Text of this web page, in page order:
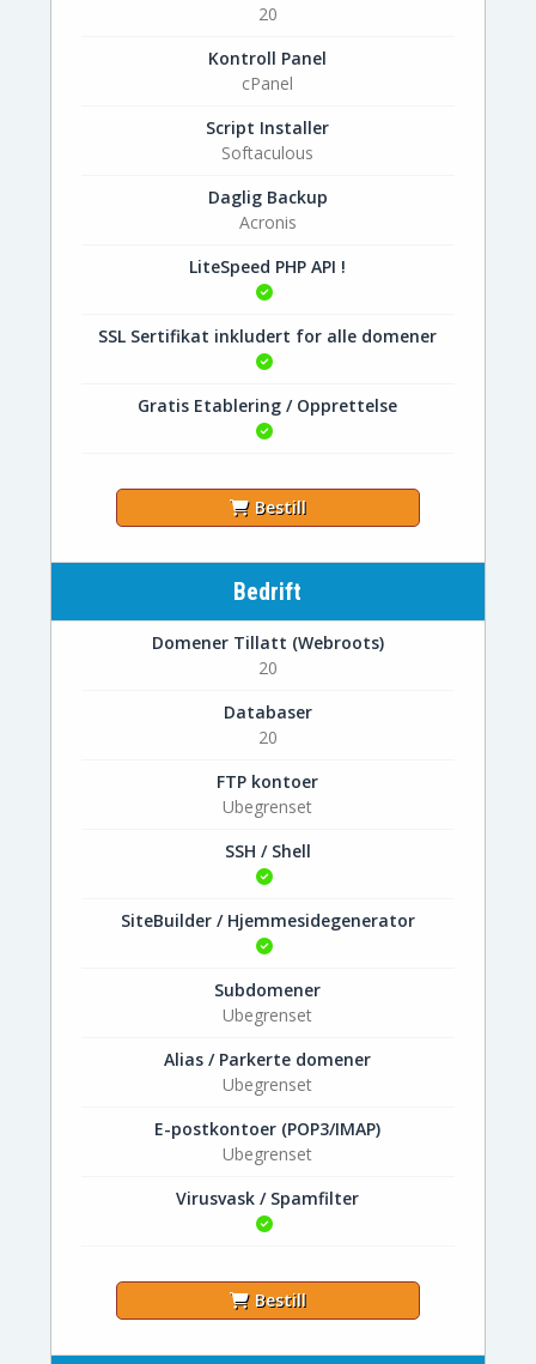
20
Kontroll Panel
cPanel
Script Installer
Softaculous
Daglig Backup
Acronis
LiteSpeed PHP API !
SSL Sertifikat inkludert for alle domener
Gratis Etablering / Opprettelse
Bestill
Bedrift
Domener Tillatt (Webroots)
20
Databaser
20
FTP kontoer
Ubegrenset
SSH / Shell
SiteBuilder / Hjemmesidegenerator
Subdomener
Ubegrenset
Alias / Parkerte domener
Ubegrenset
E-postkontoer (POP3/IMAP)
Ubegrenset
Virusvask / Spamfilter
Bestill